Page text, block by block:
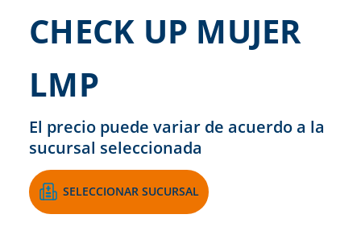
CHECK UP MUJER
LMP
El precio puede variar de acuerdo a la
sucursal seleccionada
SELECCIONAR SUCURSAL